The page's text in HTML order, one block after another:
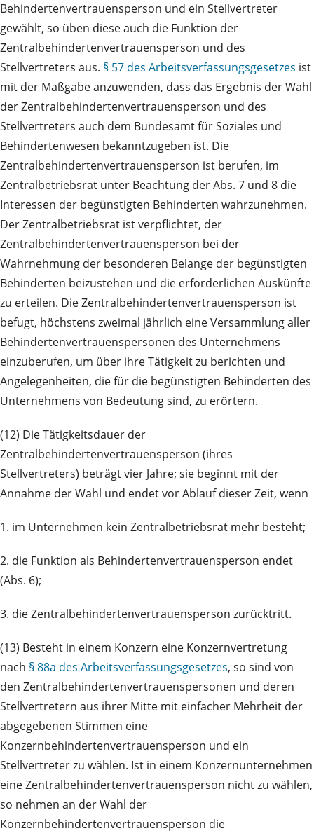
Behindertenvertrauensperson und ein Stellvertreter
gewählt, so üben diese auch die Funktion der
Zentralbehindertenvertrauensperson und des
Stellvertreters aus. § 57 des Arbeitsverfassungsgesetzes ist
mit der Maßgabe anzuwenden, dass das Ergebnis der Wahl
der Zentralbehindertenvertrauensperson und des
Stellvertreters auch dem Bundesamt für Soziales und
Behindertenwesen bekanntzugeben ist. Die
Zentralbehindertenvertrauensperson ist berufen, im
Zentralbetriebsrat unter Beachtung der Abs. 7 und 8 die
Interessen der begünstigten Behinderten wahrzunehmen.
Der Zentralbetriebsrat ist verpflichtet, der
Zentralbehindertenvertrauensperson bei der
Wahrnehmung der besonderen Belange der begünstigten
Behinderten beizustehen und die erforderlichen Auskünfte
zu erteilen. Die Zentralbehindertenvertrauensperson ist
befugt, höchstens zweimal jährlich eine Versammlung aller
Behindertenvertrauenspersonen des Unternehmens
einzuberufen, um über ihre Tätigkeit zu berichten und
Angelegenheiten, die für die begünstigten Behinderten des
Unternehmens von Bedeutung sind, zu erörtern.
(12) Die Tätigkeitsdauer der
Zentralbehindertenvertrauensperson (ihres
Stellvertreters) beträgt vier Jahre; sie beginnt mit der
Annahme der Wahl und endet vor Ablauf dieser Zeit, wenn
1. im Unternehmen kein Zentralbetriebsrat mehr besteht;
2. die Funktion als Behindertenvertrauensperson endet
(Abs. 6);
3. die Zentralbehindertenvertrauensperson zurücktritt.
(13) Besteht in einem Konzern eine Konzernvertretung
nach § 88a des Arbeitsverfassungsgesetzes, so sind von
den Zentralbehindertenvertrauenspersonen und deren
Stellvertretern aus ihrer Mitte mit einfacher Mehrheit der
abgegebenen Stimmen eine
Konzernbehindertenvertrauensperson und ein
Stellvertreter zu wählen. Ist in einem Konzernunternehmen
eine Zentralbehindertenvertrauensperson nicht zu wählen,
so nehmen an der Wahl der
Konzernbehindertenvertrauensperson die